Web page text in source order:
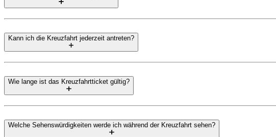
Kann ich die Kreuzfahrt jederzeit antreten?
Wie lange ist das Kreuzfahrtticket gültig?
Welche Sehenswürdigkeiten werde ich während der Kreuzfahrt sehen?